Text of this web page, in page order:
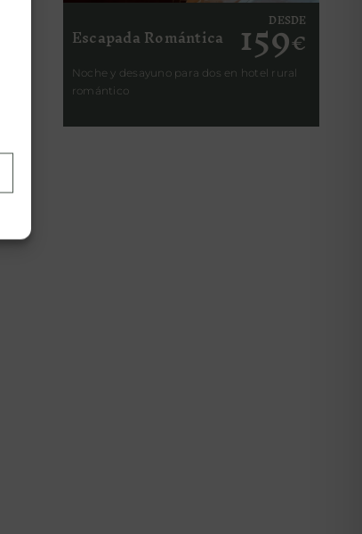
Escapada Romántica
DESDE
159€
Noche y desayuno para dos en hotel rural
romántico